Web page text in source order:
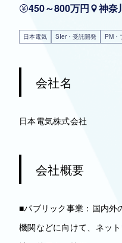
450～800万円 神奈
日本電気 SIer・受託開発 PM・
会社名
日本電気株式会社
会社概要
■パブリック事業：国内外
機関などに向けて、ネッ